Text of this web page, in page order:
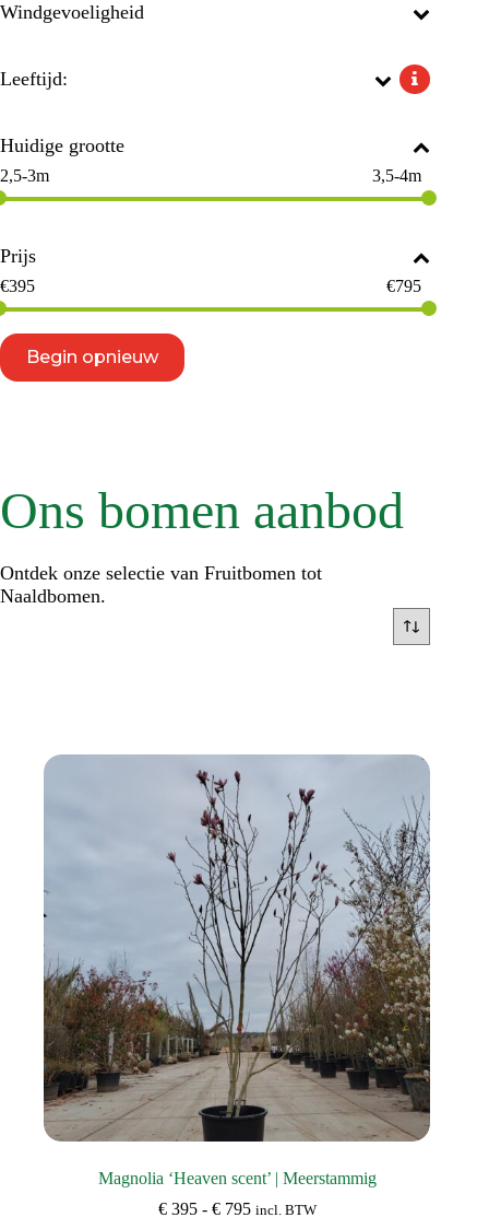
Ons bomen aanbod
Ontdek onze selectie van Fruitbomen tot
Naaldbomen.
Magnolia ‘Heaven scent’ | Meerstammig
€395 - €795Prijsklasse:
incl. BTW
Windgevoeligheid
Leeftijd:
Huidige grootte
2,5-3m 3,5-4m
Prijs
€395 €795
Begin opnieuw